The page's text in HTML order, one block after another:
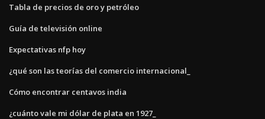
Tabla de precios de oro y petróleo
Guía de televisión online
Expectativas nfp hoy
¿qué son las teorías del comercio internacional_
Cómo encontrar centavos india
¿cuánto vale mi dólar de plata en 1927_